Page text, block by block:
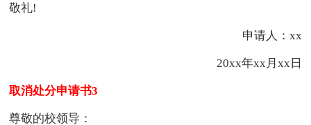
敬礼!
申请人：xx
20xx年xx月xx日
取消处分申请书3
尊敬的校领导：